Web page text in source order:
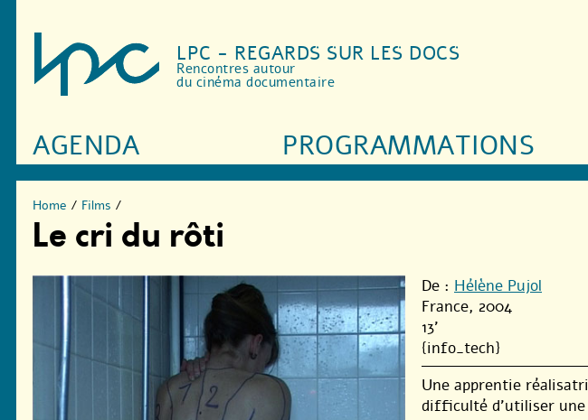
LPC - REGARDS SUR LES DOCS
Rencontres autour
du cinéma documentaire
AGENDA PROGRAMMATIONS
Home / Films /
Le cri du rôti
De : Hélène Pujol
France, 2004
13'
{info_tech}
Une apprentie
difficulté d’utiliser une